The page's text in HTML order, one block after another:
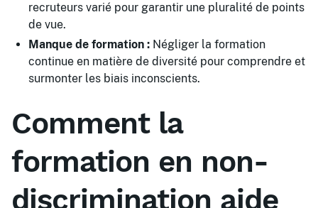
recruteurs varié pour garantir une pluralité de points
de vue.
Manque de formation : Négliger la formation
continue en matière de diversité pour comprendre et
surmonter les biais inconscients.
Comment la
formation en non-
discrimination aide